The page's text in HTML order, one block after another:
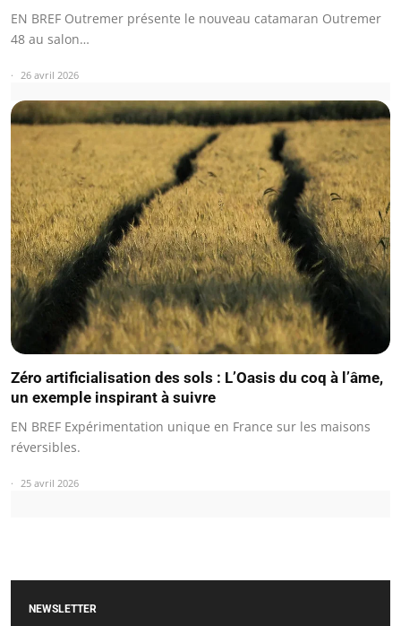
EN BREF Outremer présente le nouveau catamaran Outremer
48 au salon…
26 avril 2026
Zéro artificialisation des sols : L’Oasis du coq à l’âme,
un exemple inspirant à suivre
EN BREF Expérimentation unique en France sur les maisons
réversibles.
25 avril 2026
NEWSLETTER